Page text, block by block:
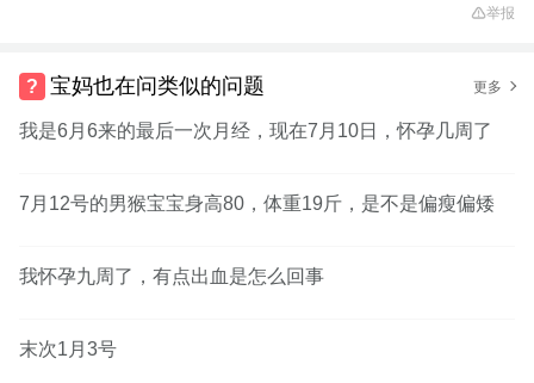
举报
宝妈也在问类似的问题 更多
我是6月6来的最后一次月经，现在7月10日，怀孕几周了
7月12号的男猴宝宝身高80，体重19斤，是不是偏瘦偏矮
我怀孕九周了，有点出血是怎么回事
末次1月3号